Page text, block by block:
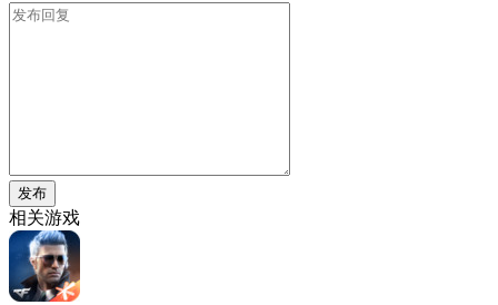
发布
相关游戏